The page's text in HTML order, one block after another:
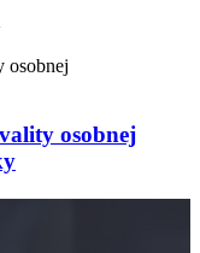
osobnej